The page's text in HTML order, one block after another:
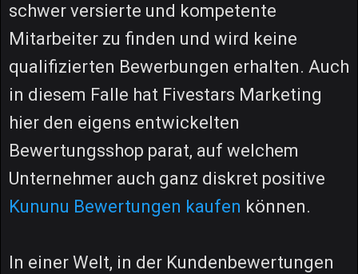
schwer versierte und kompetente
Mitarbeiter zu finden und wird keine
qualifizierten Bewerbungen erhalten. Auch
in diesem Falle hat Fivestars Marketing
hier den eigens entwickelten
Bewertungsshop parat, auf welchem
Unternehmer auch ganz diskret positive
Kununu Bewertungen kaufen können.
In einer Welt, in der Kundenbewertungen